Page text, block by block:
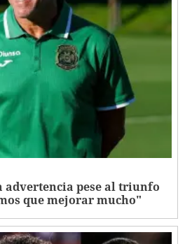
advertencia pese al triunfo
que mejorar mucho"